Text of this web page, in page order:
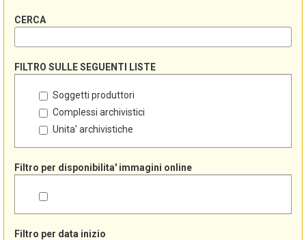
CERCA
FILTRO SULLE SEGUENTI LISTE
Soggetti produttori
Complessi archivistici
Unita' archivistiche
Filtro per disponibilita' immagini online
Filtro per data inizio